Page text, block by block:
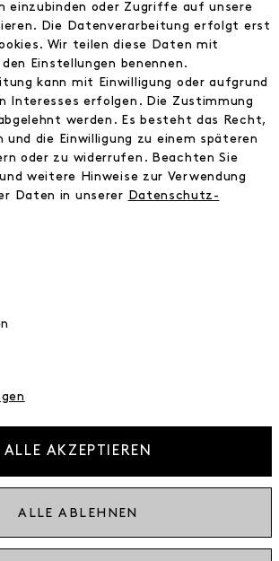
einzubinden oder Zugriffe auf unsere
Die Datenverarbeitung erfolgt erst
Wir teilen diese Daten mit
Einstellungen benennen.
kann mit Einwilligung oder aufgrund
Interesses erfolgen. Die Zustimmung
werden. Es besteht das Recht,
und die Einwilligung zu einem späteren
oder zu widerrufen. Beachten Sie
und weitere Hinweise zur Verwendung
Daten in unserer
Daten­schutz­
ALLE AKZEPTIEREN
ALLE ABLEHNEN